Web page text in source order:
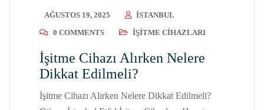
AĞUSTOS 19, 2025
ISTANBUL
0 COMMENTS
İŞITME CIHAZLARI
İşitme Cihazı Alırken Nelere
Dikkat Edilmeli?
İşitme Cihazı Alırken Nelere Dikkat Edilmeli?